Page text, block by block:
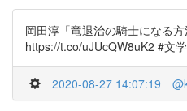
岡田淳「竜退治の騎士になる
https://t.co/uJUcQW8uK2 #文学
2020-08-27 14:07:19